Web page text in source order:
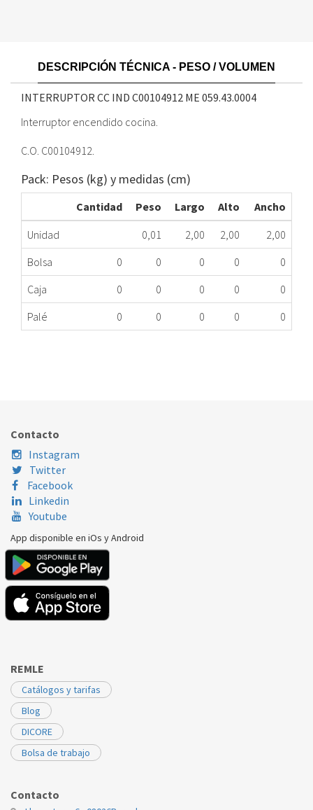
DESCRIPCIÓN TÉCNICA - PESO / VOLUMEN
INTERRUPTOR CC IND C00104912 ME 059.43.0004
Interruptor encendido cocina.
C.O. C00104912.
Pack: Pesos (kg) y medidas (cm)
Cantidad Peso Largo Alto
Ancho
Unidad
0,01 2,00 2,00
2,00
Bolsa
0 0 0 0
0
Caja
0 0 0 0
0
Palé
0 0 0 0 0
Contacto
Instagram
Twitter
Facebook
Linkedin
Youtube
App disponible en iOs y Android
REMLE
Catálogos y tarifas
Blog
DICORE
Bolsa de trabajo
Contacto